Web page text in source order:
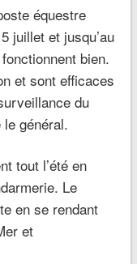
équestre
juillet et jusqu’au
bien.
et sont efficaces
du
général.
tout l’été en
Le
en se rendant
et